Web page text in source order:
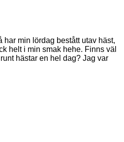
har min lördag bestått utav häst,
helt i min smak hehe. Finns väl
hästar en hel dag? Jag var